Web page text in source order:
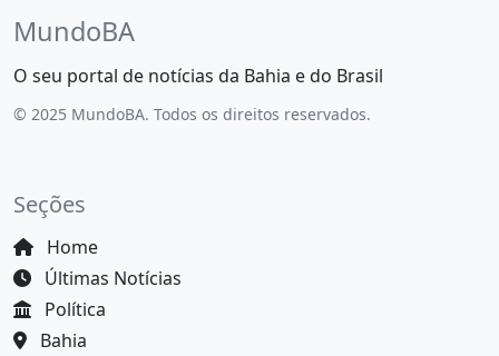
MundoBA
O seu portal de notícias da Bahia e do Brasil
© 2025 MundoBA. Todos os direitos reservados.
Seções
Home
Últimas Notícias
Política
Bahia